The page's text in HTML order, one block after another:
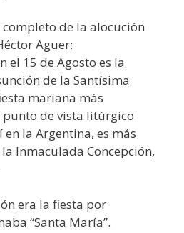
de la alocución
Aguer:
el 15 de Agosto es la
de la Santísima
mariana más
de vista litúrgico
la Argentina, es más
Inmaculada Concepción,
era la fiesta por
“Santa María”.